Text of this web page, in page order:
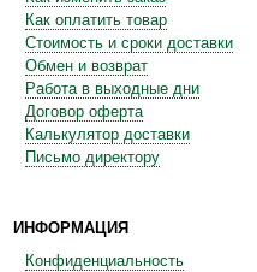
Как оплатить товар
Стоимость и сроки доставки
Обмен и возврат
Работа в выходные дни
Договор оферта
Калькулятор доставки
Письмо директору
ИНФОРМАЦИЯ
Конфиденциальность